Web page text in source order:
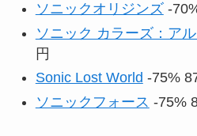
ソニックオリジンズ-
ソニック カラーズ：ア
円
Sonic Lost World -75%
ソニックフォース -75%